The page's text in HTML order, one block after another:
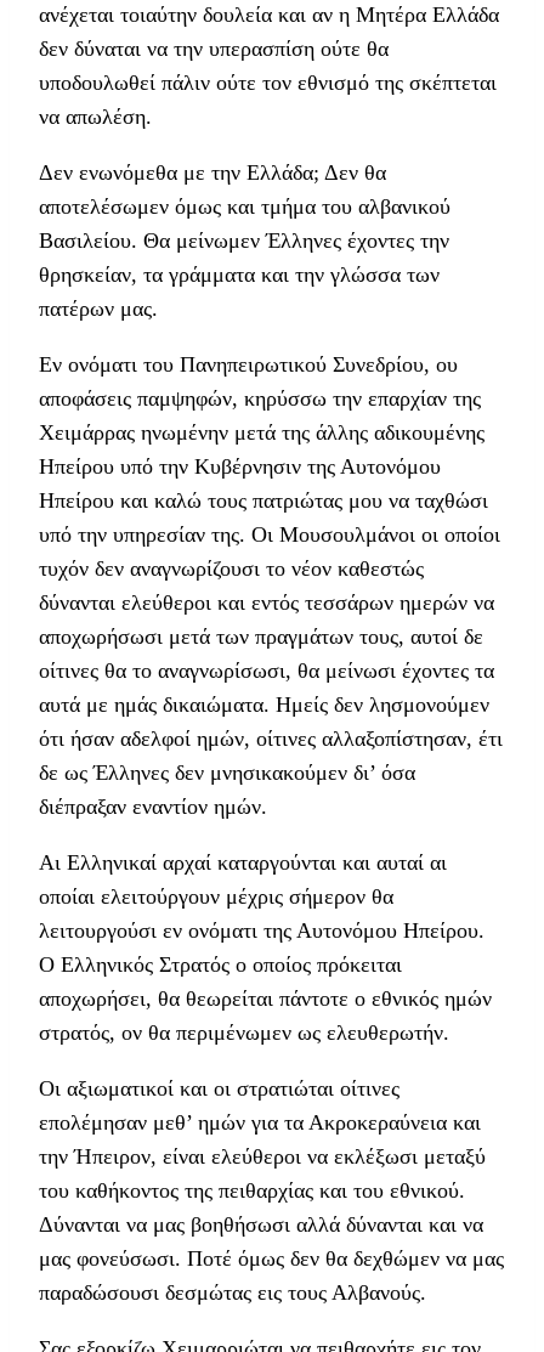
ανέχεται τοιαύτην δουλεία και αν η Μητέρα Ελλάδα
δεν δύναται να την υπερασπίση ούτε θα
υποδουλωθεί πάλιν ούτε τον εθνισμό της σκέπτεται
να απωλέση.
Δεν ενωνόμεθα με την Ελλάδα; Δεν θα
αποτελέσωμεν όμως και τμήμα του αλβανικού
Βασιλείου. Θα μείνωμεν Έλληνες έχοντες την
θρησκείαν, τα γράμματα και την γλώσσα των
πατέρων μας.
Εν ονόματι του Πανηπειρωτικού Συνεδρίου, ου
αποφάσεις παμψηφών, κηρύσσω την επαρχίαν της
Χειμάρρας ηνωμένην μετά της άλλης αδικουμένης
Ηπείρου υπό την Κυβέρνησιν της Αυτονόμου
Ηπείρου και καλώ τους πατριώτας μου να ταχθώσι
υπό την υπηρεσίαν της. Οι Μουσουλμάνοι οι οποίοι
τυχόν δεν αναγνωρίζουσι το νέον καθεστώς
δύνανται ελεύθεροι και εντός τεσσάρων ημερών να
αποχωρήσωσι μετά των πραγμάτων τους, αυτοί δε
οίτινες θα το αναγνωρίσωσι, θα μείνωσι έχοντες τα
αυτά με ημάς δικαιώματα. Ημείς δεν λησμονούμεν
ότι ήσαν αδελφοί ημών, οίτινες αλλαξοπίστησαν, έτι
δε ως Έλληνες δεν μνησικακούμεν δι’ όσα
διέπραξαν εναντίον ημών.
Αι Ελληνικαί αρχαί καταργούνται και αυταί αι
οποίαι ελειτούργουν μέχρις σήμερον θα
λειτουργούσι εν ονόματι της Αυτονόμου Ηπείρου.
Ο Ελληνικός Στρατός ο οποίος πρόκειται
αποχωρήσει, θα θεωρείται πάντοτε ο εθνικός ημών
στρατός, ον θα περιμένωμεν ως ελευθερωτήν.
Οι αξιωματικοί και οι στρατιώται οίτινες
επολέμησαν μεθ’ ημών για τα Ακροκεραύνεια και
την Ήπειρον, είναι ελεύθεροι να εκλέξωσι μεταξύ
του καθήκοντος της πειθαρχίας και του εθνικού.
Δύνανται να μας βοηθήσωσι αλλά δύνανται και να
μας φονεύσωσι. Ποτέ όμως δεν θα δεχθώμεν να μας
παραδώσουσι δεσμώτας εις τους Αλβανούς.